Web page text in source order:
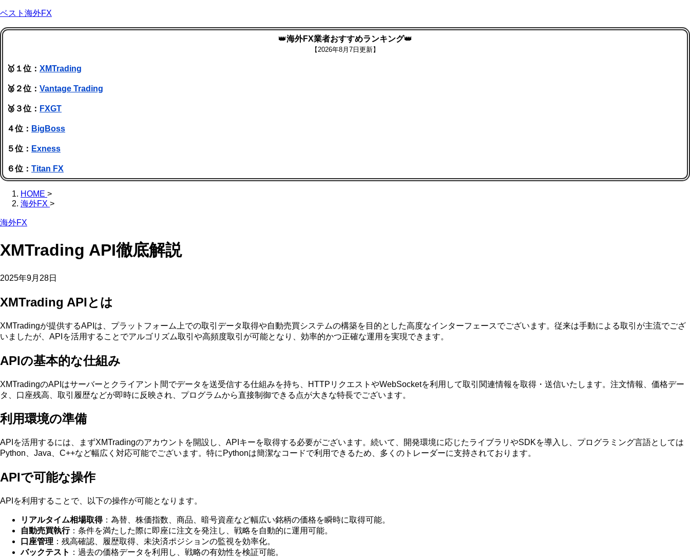
ベスト海外FX
👑海外FX業者おすすめランキング👑
【2026年8月7日更新】
🥇１位： XMTrading
🥈２位： Vantage Trading
🥉３位： FXGT
４位： BigBoss
５位： Exness
６位： Titan FX
HOME >
海外FX >
海外FX
XMTrading API徹底解説
2025年9月28日
XMTrading APIとは
XMTradingが提供するAPIは、プラットフォーム上での取引データ取得や自動売買システムの構築を目的とした高度なインターフェースでございます。従来は手動による取引が主流でござ
いましたが、APIを活用することでアルゴリズム取引や高頻度取引が可能となり、効率的かつ正確な運用を実現できます。
APIの基本的な仕組み
XMTradingのAPIはサーバーとクライアント間でデータを送受信する仕組みを持ち、HTTPリクエストやWebSocketを利用して取引関連情報を取得・送信いたします。注文情報、価格デー
タ、口座残高、取引履歴などが即時に反映され、プログラムから直接制御できる点が大きな特長でございます。
利用環境の準備
APIを活用するには、まずXMTradingのアカウントを開設し、APIキーを取得する必要がございます。続いて、開発環境に応じたライブラリやSDKを導入し、プログラミング言語としては
Python、Java、C++など幅広く対応可能でございます。特にPythonは簡潔なコードで利用できるため、多くのトレーダーに支持されております。
APIで可能な操作
APIを利用することで、以下の操作が可能となります。
リアルタイム相場取得：為替、株価指数、商品、暗号資産など幅広い銘柄の価格を瞬時に取得可能。
自動売買執行：条件を満たした際に即座に注文を発注し、戦略を自動的に運用可能。
口座管理 ：残高確認、履歴取得、未決済ポジションの監視を効率化。
バックテスト ：過去の価格データを利用し、戦略の有効性を検証可能。